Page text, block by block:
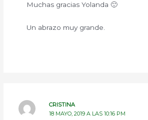
Muchas gracias Yolanda 🙂
Un abrazo muy grande.
CRISTINA
18 MAYO, 2019 A LAS 10:16 PM